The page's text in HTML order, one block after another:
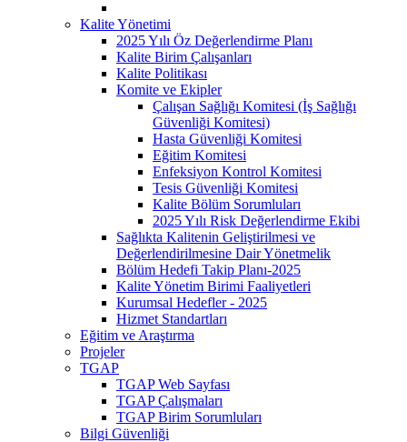
Kalite Yönetimi
2025 Yılı Öz Değerlendirme Planı
Kalite Birim Çalışanları
Kalite Politikası
Komite ve Ekipler
Çalışan Sağlığı Komitesi (İş Sağlığı
Güvenliği Komitesi)
Hasta Güvenliği Komitesi
Eğitim Komitesi
Enfeksiyon Kontrol Komitesi
Tesis Güvenliği Komitesi
Kalite Bölüm Sorumluları
2025 Yılı Risk Değerlendirme Ekibi
Sağlıkta Kalitenin Geliştirilmesi ve
Değerlendirilmesine Dair Yönetmelik
Bölüm Hedefi Takip Planı-2025
Kalite Yönetim Birimi Faaliyetleri
Kurumsal Hedefler - 2025
Hizmet Standartları
Eğitim ve Araştırma
Projeler
TGAP
TGAP Web Sayfası
TGAP Çalışmaları
TGAP Birim Sorumluları
Bilgi Güvenliği